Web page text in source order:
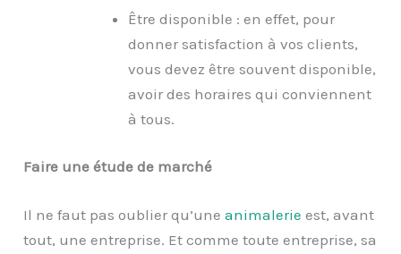
Être disponible : en effet, pour
donner satisfaction à vos clients,
vous devez être souvent disponible,
avoir des horaires qui conviennent
à tous.
Faire une étude de marché
Il ne faut pas oublier qu’uneanimalerie est, avant
tout, une entreprise. Et comme toute entreprise, sa